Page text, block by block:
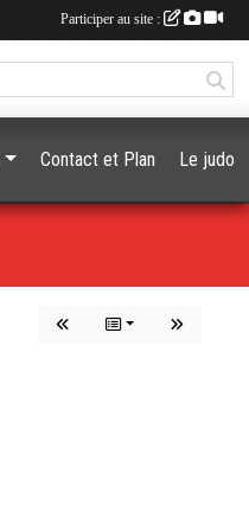
Contact et Plan Le judo
Participer au site :